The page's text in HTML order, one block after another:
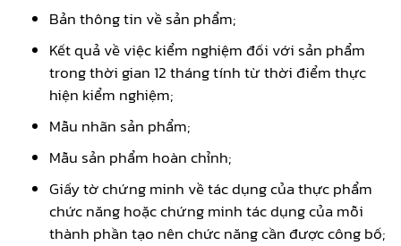
Bản thông tin về sản phẩm;
Kết quả về việc kiểm nghiệm đối với sản phẩm
trong thời gian 12 tháng tính từ thời điểm thực
hiện kiểm nghiệm;
Mẫu nhãn sản phẩm;
Mẫu sản phẩm hoàn chỉnh;
Giấy tờ chứng minh về tác dụng của thực phẩm
chức năng hoặc chứng minh tác dụng của mỗi
thành phần tạo nên chức năng cần được công bố;